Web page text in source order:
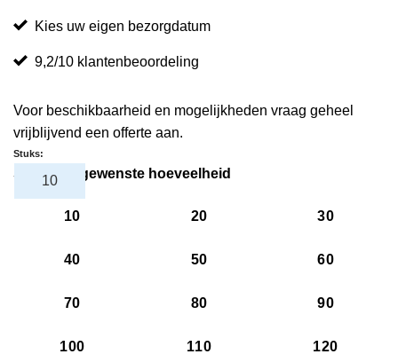
Kies uw eigen bezorgdatum
9,2/10 klantenbeoordeling
Voor beschikbaarheid en mogelijkheden vraag geheel
vrijblijvend een offerte aan.
Selecteer gewenste hoeveelheid
10 20 30
40 50 60
70 80 90
100 110 120
Stuks: